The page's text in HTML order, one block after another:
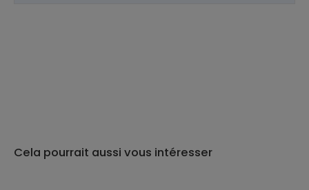
Cela pourrait aussi vous intéresser